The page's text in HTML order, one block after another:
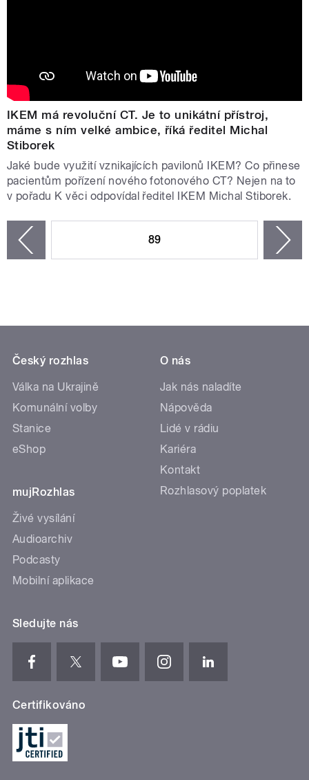
IKEM má revoluční CT. Je to unikátní přístroj,
máme s ním velké ambice, říká ředitel Michal
Stiborek
Jaké bude využití vznikajících pavilonů IKEM? Co přinese
pacientům pořízení nového fotonového CT? Nejen na to
v pořadu K věci odpovídal ředitel IKEM Michal Stiborek.
89
Český rozhlas
Válka na Ukrajině
Komunální volby
Stanice
eShop
mujRozhlas
Živé vysílání
Audioarchiv
Podcasty
Mobilní aplikace
O nás
Jak nás naladíte
Nápověda
Lidé v rádiu
Kariéra
Kontakt
Rozhlasový poplatek
Sledujte nás
Certifikováno